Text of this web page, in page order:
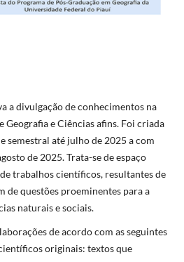
a divulgação de conhecimentos na
Geografia e Ciências afins. Foi criada
semestral até julho de 2025 a com
de 2025. Trata-se de espaço
trabalhos científicos, resultantes de
de questões proeminentes para a
naturais e sociais.
de acordo com as seguintes
originais: textos que